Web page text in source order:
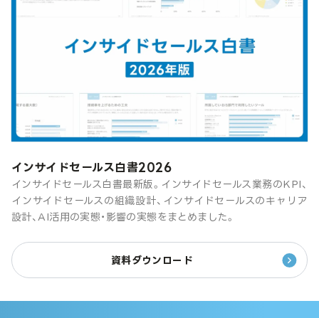
インサイドセールス白書2026
インサイドセールス白書最新版。インサイドセールス業務のKPI、
インサイドセールスの組織設計、インサイドセールスのキャリア
設計、AI活用の実態・影響の実態をまとめました。
資料ダウンロード